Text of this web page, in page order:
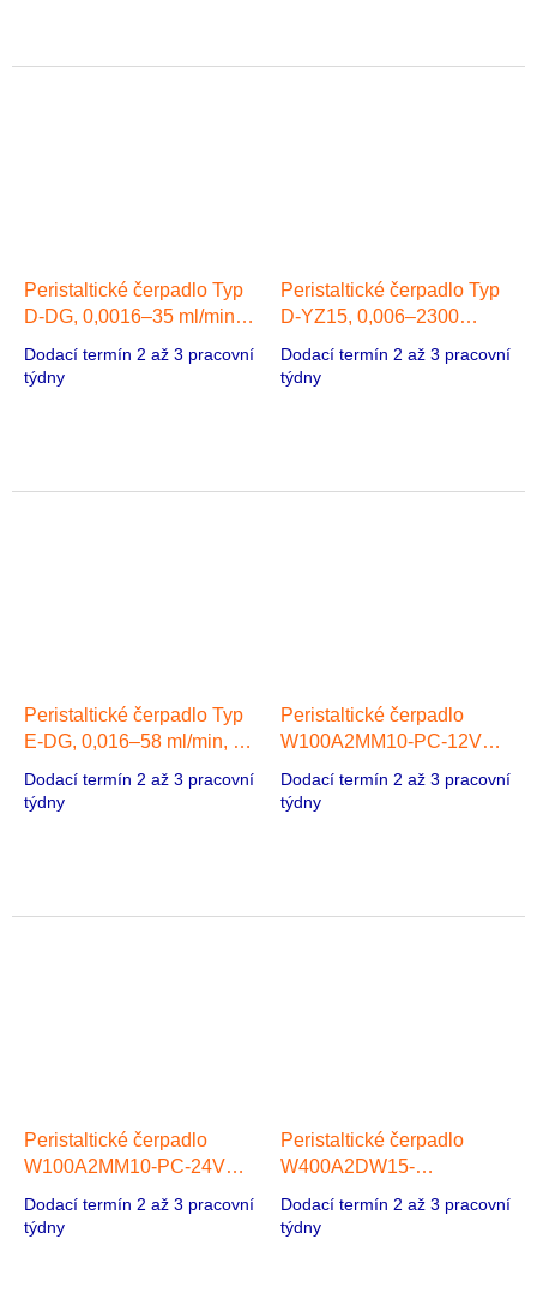
Peristaltické čerpadlo Typ
D-DG, 0,0016–35 ml/min, 1
Dodací termín 2 až 3 pracovní
týdny
Peristaltické čerpadlo Typ
D-YZ15, 0,006–2300
motoru AC/DC
Dodací termín 2 až 3 pracovní
týdny
Peristaltické čerpadlo Typ
E-DG, 0,016–58 ml/min, 1
Dodací termín 2 až 3 pracovní
týdny
Peristaltické čerpadlo
W100A2MM10-PC-12V
Bezkartáčový
Dodací termín 2 až 3 pracovní
týdny
Peristaltické čerpadlo
W100A2MM10-PC-24V
Bezkartáčový
Dodací termín 2 až 3 pracovní
týdny
Peristaltické čerpadlo
W400A2DW15-
Stejnosměrná
Dodací termín 2 až 3 pracovní
týdny